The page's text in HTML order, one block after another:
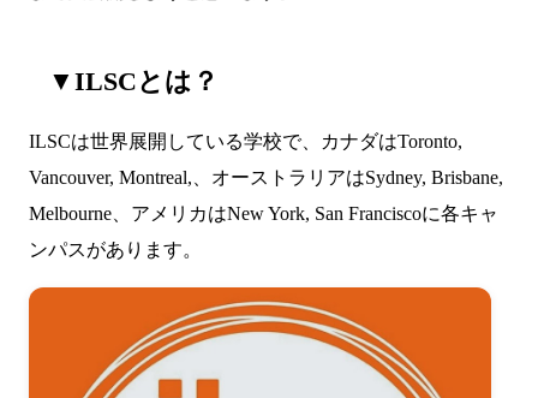
▼ILSCとは？
ILSCは世界展開している学校で、カナダはToronto,
Vancouver, Montreal,、オーストラリアはSydney, Brisbane,
Melbourne、アメリカはNew York, San Franciscoに各キャ
ンパスがあります。